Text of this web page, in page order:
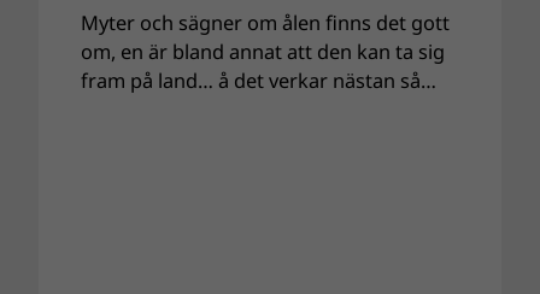
Myter och sägner om ålen finns det gott
om, en är bland annat att den kan ta sig
fram på land… å det verkar nästan så…